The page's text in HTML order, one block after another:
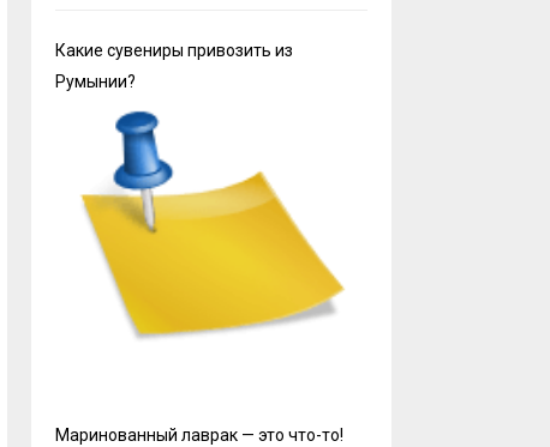
Какие сувениры привозить из
Румынии?
Маринованный лаврак — это что-то!